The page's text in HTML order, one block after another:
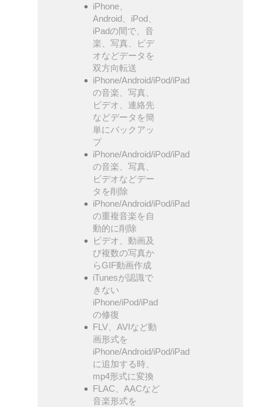
iPhone、
Android、iPod、
iPadの間で、音
楽、写真、ビデ
オなどデータを
双方向転送
iPhone/Android/iPod/iPad
の音楽、写真、
ビデオ、連絡先
などデータを簡
単にバックアッ
プ
iPhone/Android/iPod/iPad
の音楽、写真、
ビデオなどデー
タを削除
iPhone/Android/iPod/iPad
の重複音楽を自
動的に削除
ビデオ、動画及
び複数の写真か
らGIF動画作成
iTunesが認識で
きない
iPhone/iPod/iPad
の修復
FLV、AVIなど動
画形式を
iPhone/Android/iPod/iPad
に追加する時、
mp4形式に変換
FLAC、AACなど
音楽形式を